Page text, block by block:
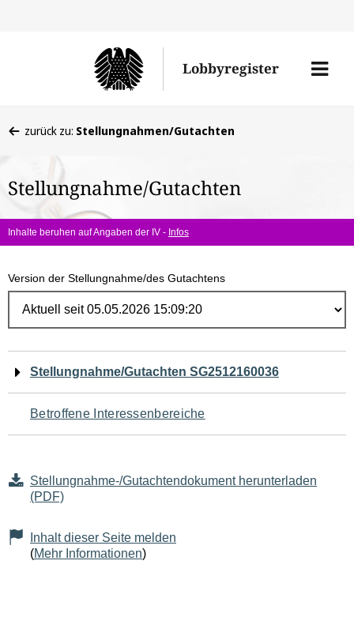
Lobbyregister
Menü
befinden
hier:
zurück zu: Stellungnahmen/Gutachten
Stellungnahme/Gutachten
Inhalte beruhen auf Angaben der IV - Infos
Version der Stellungnahme/des Gutachtens
Navigation
für
den
Seiteninhalt
Stellungnahme/Gutachten SG2512160036
Betroffene Interessenbereiche
Stellungnahme-/Gutachtendokument herunterladen
(PDF)
Inhalt dieser Seite melden
(Mehr Informationen)